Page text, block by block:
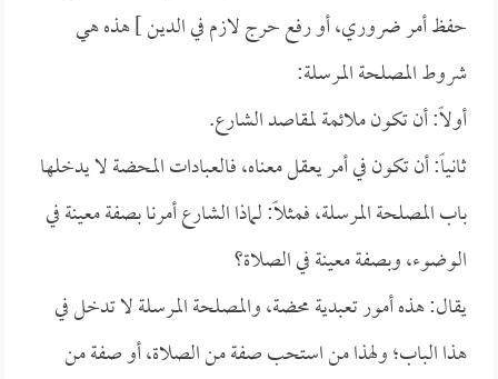
حفظ أمر ضروري، أو رفع حرج لازم في الدين ] هذه هي
شروط المصلحة المرسلة:
أولاً: أن تكون ملائمة لمقاصد الشارع.
ثانياً: أن تكون في أمر يعقل معناه، فالعبادات المحضة لا يدخلها
باب المصلحة المرسلة، فمثلاً: لماذا الشارع أمرنا بصفة معينة في
الوضوء، وبصفة معينة في الصلاة؟
يقال: هذه أمور تعبدية محضة، والمصلحة المرسلة لا تدخل في
هذا الباب؛ ولهذا من استحب صفة من الصلاة، أو صفة من